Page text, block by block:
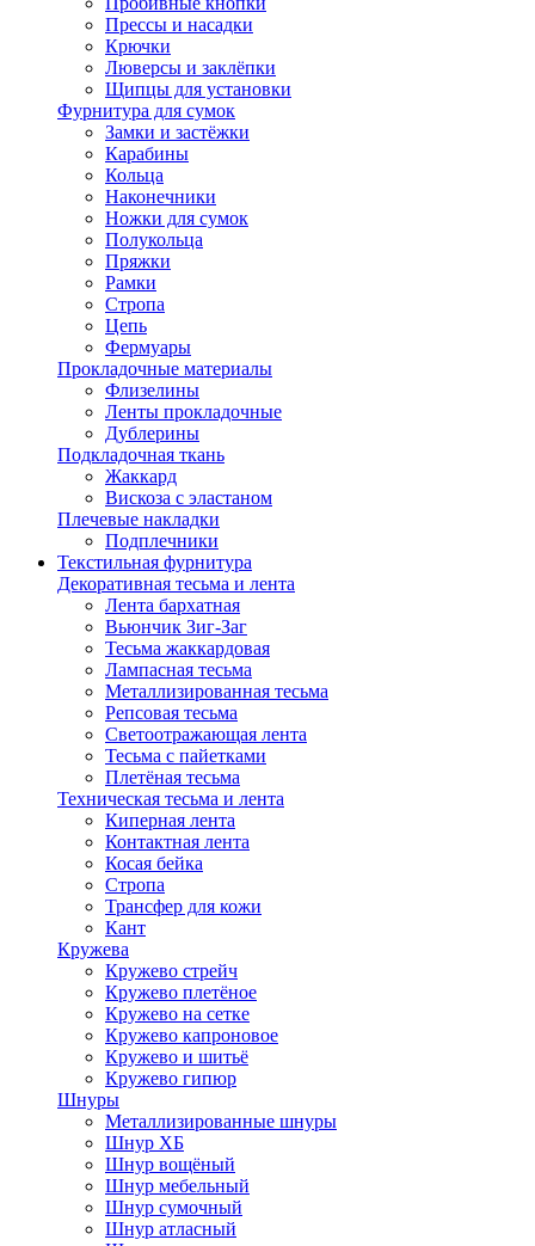
Прессы и насадки
Крючки
Люверсы и заклёпки
Щипцы для установки
Фурнитура для сумок
Замки и застёжки
Карабины
Кольца
Наконечники
Ножки для сумок
Полукольца
Пряжки
Рамки
Стропа
Цепь
Фермуары
Прокладочные материалы
Флизелины
Ленты прокладочные
Дублерины
Подкладочная ткань
Жаккард
Вискоза с эластаном
Плечевые накладки
Подплечники
Текстильная фурнитура
Декоративная тесьма и лента
Лента бархатная
Вьюнчик Зиг-Заг
Тесьма жаккардовая
Лампасная тесьма
Металлизированная тесьма
Репсовая тесьма
Светоотражающая лента
Тесьма с пайетками
Плетёная тесьма
Техническая тесьма и лента
Киперная лента
Контактная лента
Косая бейка
Стропа
Трансфер для кожи
Кант
Кружева
Кружево стрейч
Кружево плетёное
Кружево на сетке
Кружево капроновое
Кружево и шитьё
Кружево гипюр
Шнуры
Металлизированные шнуры
Шнур ХБ
Шнур вощёный
Шнур мебельный
Шнур сумочный
Шнур атласный